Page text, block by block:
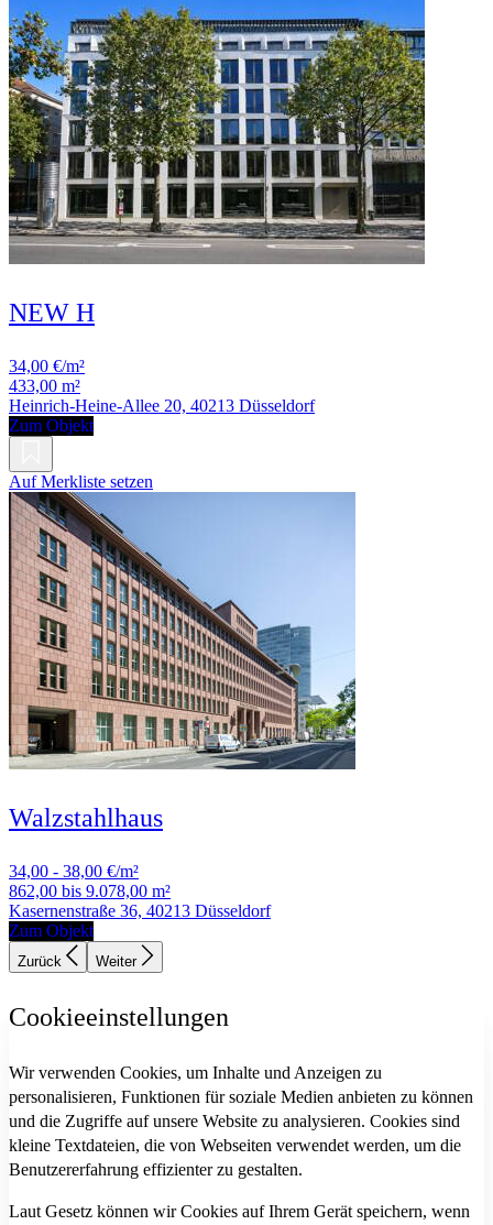
NEW H
34,00 €/m²
433,00 m²
Heinrich-Heine-Allee 20, 40213 Düsseldorf
Zum Objekt
Auf Merkliste setzen
Walzstahlhaus
34,00 - 38,00 €/m²
862,00 bis 9.078,00 m²
Kasernenstraße 36, 40213 Düsseldorf
Zum Objekt
Zurück Weiter
Cookieeinstellungen
Wir verwenden Cookies, um Inhalte und Anzeigen zu
personalisieren, Funktionen für soziale Medien anbieten zu können
und die Zugriffe auf unsere Website zu analysieren. Cookies sind
kleine Textdateien, die von Webseiten verwendet werden, um die
Benutzererfahrung effizienter zu gestalten.
Laut Gesetz können wir Cookies auf Ihrem Gerät speichern, wenn